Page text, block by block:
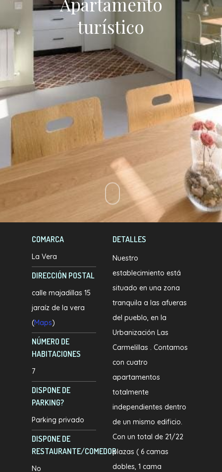
turístico
COMARCA
La Vera
DIRECCIÓN POSTAL
calle majadillas 15
jaraíz de la vera
(Maps)
NÚMERO DE
HABITACIONES
7
DISPONE DE
PARKING?
Parking privado
DISPONE DE
RESTAURANTE/COMEDOR
No
DETALLES
Nuestro
establecimiento está
situado en una zona
tranquila a las afueras
del pueblo, en la
Urbanización Las
Carmelillas . Contamos
con cuatro
apartamentos
totalmente
independientes dentro
de un mismo edificio.
Con un total de 21/22
plazas ( 6 camas
dobles, 1 cama